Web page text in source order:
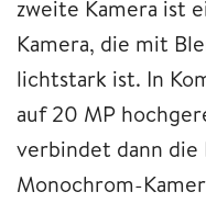
zweite Kamera ist
Kamera, die mit
lichtstark ist. In
auf 20 MP
verbindet dann
Monochrom-